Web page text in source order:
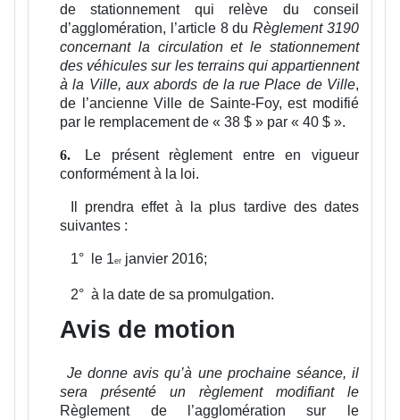
de stationnement qui relève du conseil
d’agglomération, l’article 8 duRèglement 3190
concernant la circulation et le stationnement
des véhicules sur les terrains qui appartiennent
à la Ville, aux abords de la rue Place de Ville,
de l’ancienne Ville de Sainte-Foy, est modifié
par le remplacement de « 38 $ » par « 40 $ ».
6.
Le présent règlement entre en vigueur
conformément à la loi.
Il prendra effet à la plus tardive des dates
suivantes :
1° le 1erjanvier 2016;
2° à la date de sa promulgation.
Avis de motion
Je donne avis qu’à une prochaine séance, il
sera présenté un règlement modifiant le
Règlement de l’agglomération sur le